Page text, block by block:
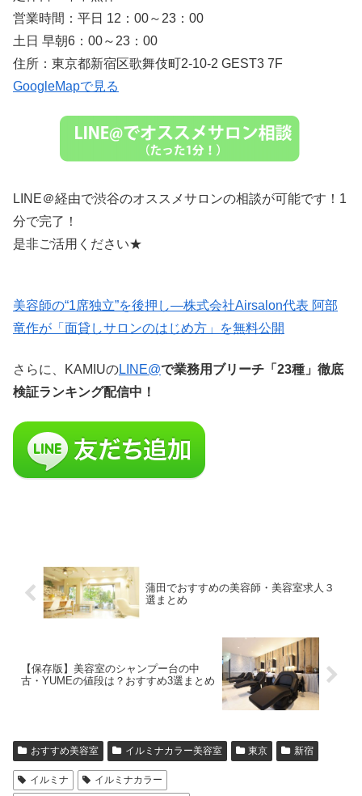
営業時間：平日 12：00～23：00
土日 早朝6：00～23：00
住所：東京都新宿区歌舞伎町2-10-2 GEST3 7F
GoogleMapで見る
LINE＠経由で渋谷のオススメサロンの相談が可能です！1
分で完了！
是非ご活用ください★
美容師の“1席独立”を後押し—株式会社Airsalon代表 阿部
竜作が「面貸しサロンのはじめ方」を無料公開
さらに、KAMIUのLINE@で業務用ブリーチ「23種」徹底
検証ランキング配信中！
蒲田でおすすめの美容師・美容室求人３
選まとめ
【保存版】美容室のシャンプー台の中
古・YUMEの値段は？おすすめ3選まとめ
おすすめ美容室 イルミナカラー美容室 東京 新宿
イルミナ
イルミナカラー